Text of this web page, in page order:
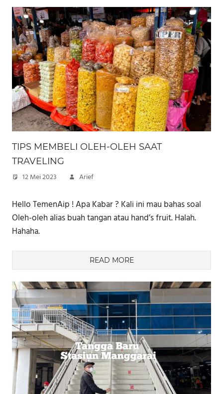
TIPS MEMBELI OLEH-OLEH SAAT
TRAVELING
12 Mei 2023 Arief
Hello TemenAip ! Apa Kabar ? Kali ini mau bahas soal
Oleh-oleh alias buah tangan atau hand’s fruit. Halah.
Hahaha.
READ MORE